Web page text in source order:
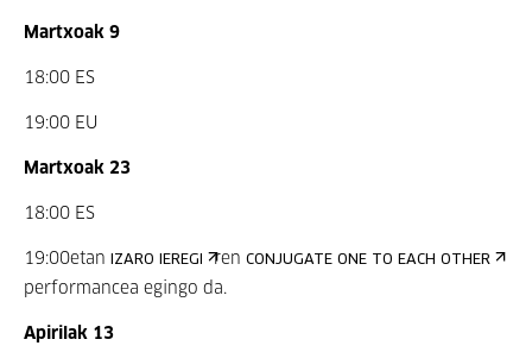
Martxoak 9
18:00 ES
19:00 EU
Martxoak 23
18:00 ES
19:00etan IZARO IEREGI ren CONJUGATE ONE TO EACH OTHER
performancea egingo da.
Apirilak 13